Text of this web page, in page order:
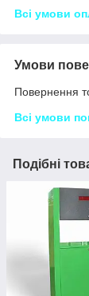
Всі умови
Умови
Повернення
Всі умови
Подібні